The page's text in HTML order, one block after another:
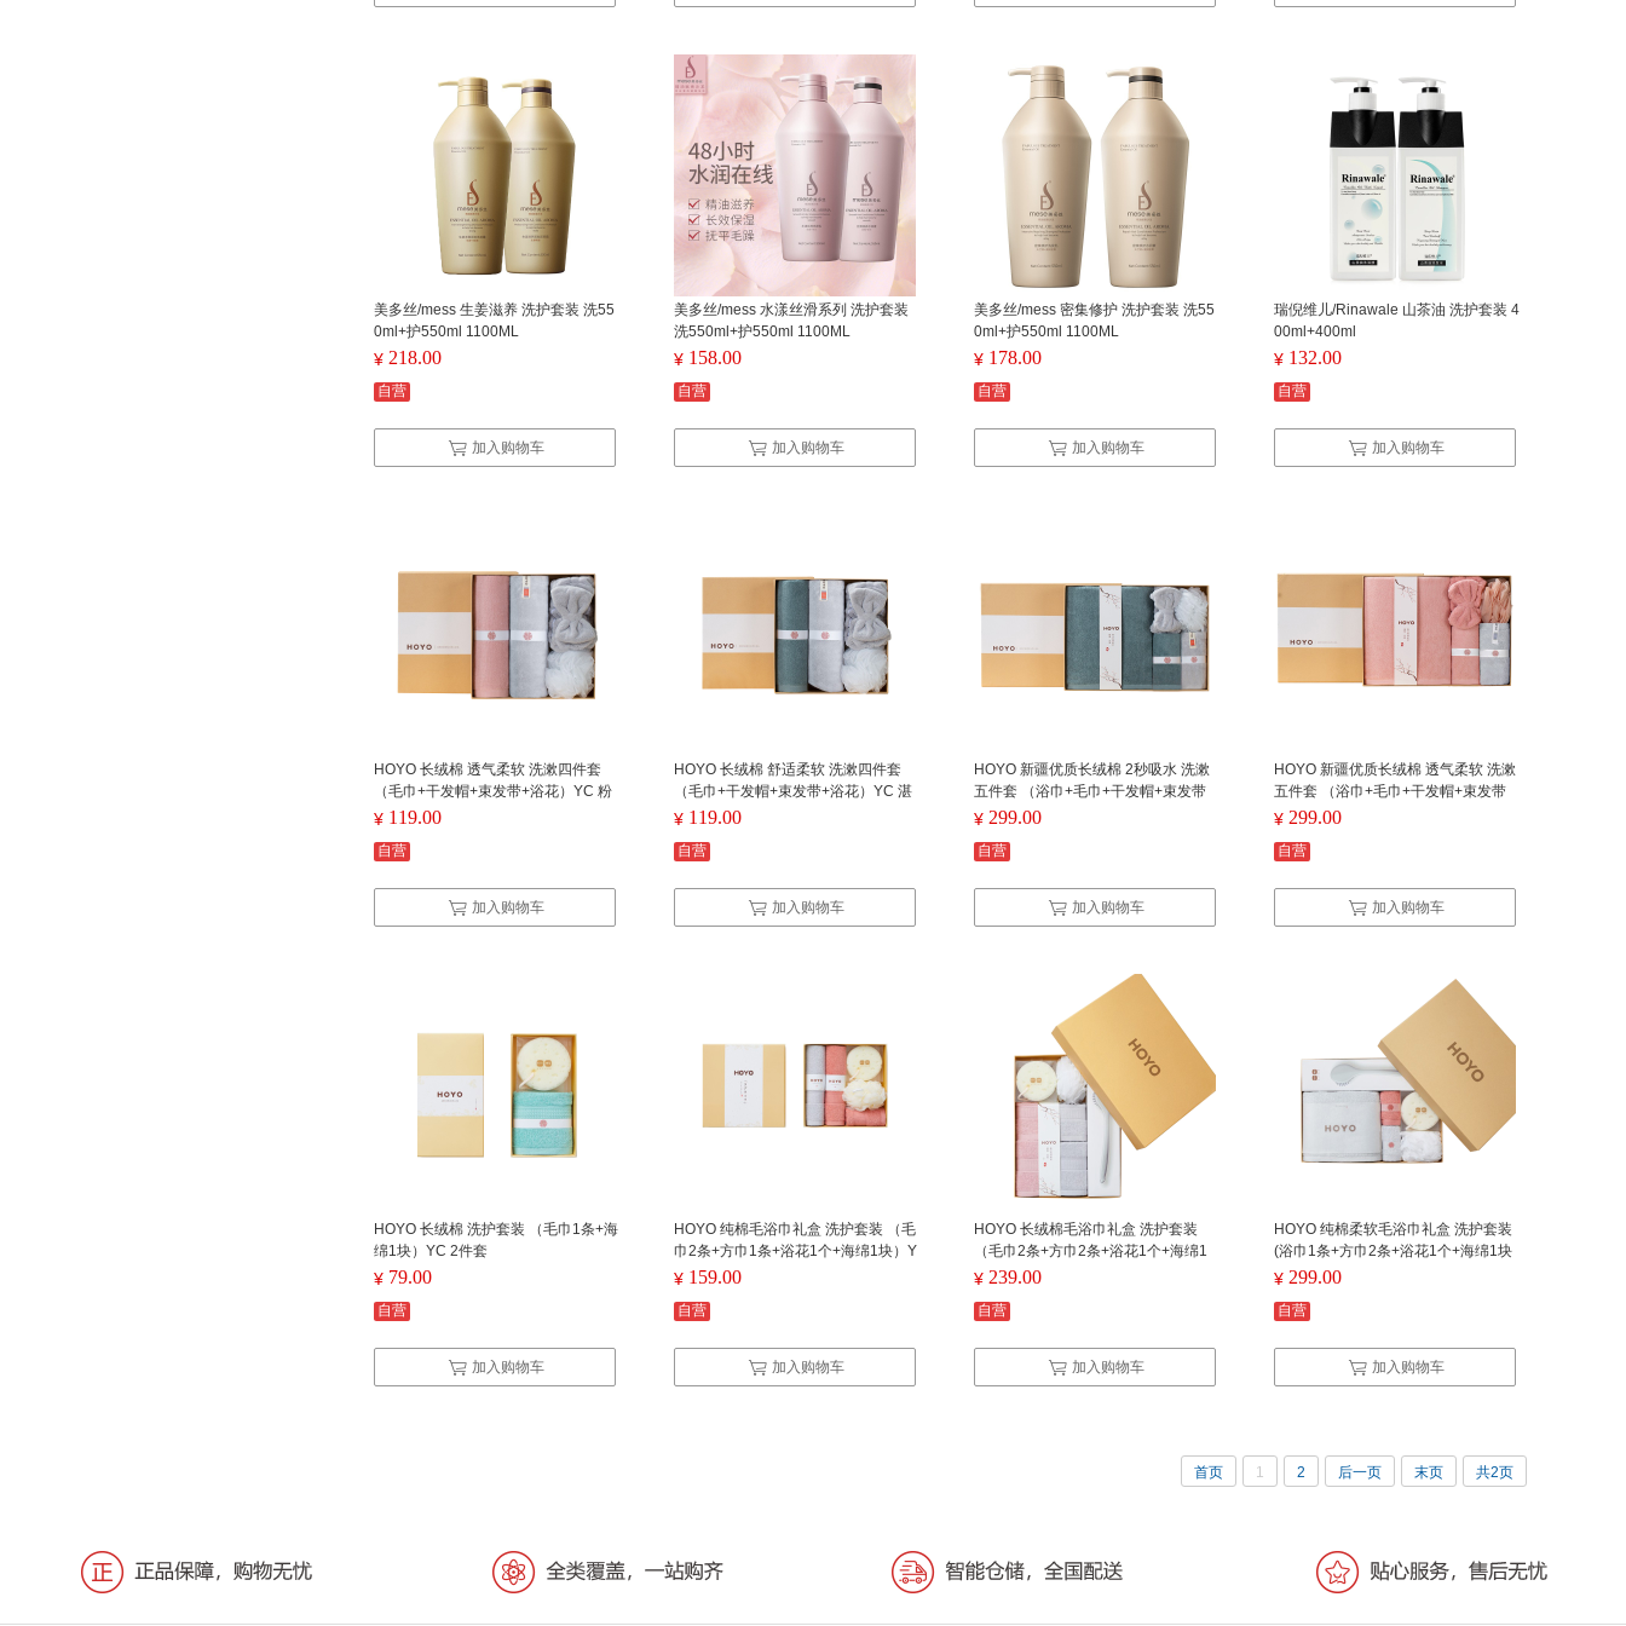
美多丝/mess 生姜滋养 洗护套装 洗55
0ml+护550ml 1100ML
¥ 218.00
自营
加入购物车
美多丝/mess 水漾丝滑系列 洗护套装
洗550ml+护550ml 1100ML
¥ 158.00
自营
加入购物车
美多丝/mess 密集修护 洗护套装 洗55
0ml+护550ml 1100ML
¥ 178.00
自营
加入购物车
瑞倪维儿/Rinawale 山茶油 洗护套装 4
00ml+400ml
¥ 132.00
自营
加入购物车
HOYO 长绒棉 透气柔软 洗漱四件套
（毛巾+干发帽+束发带+浴花）YC 粉
灰系列
¥ 119.00
自营
加入购物车
HOYO 长绒棉 舒适柔软 洗漱四件套
（毛巾+干发帽+束发带+浴花）YC 湛
蓝灰系列
¥ 119.00
自营
加入购物车
HOYO 新疆优质长绒棉 2秒吸水 洗漱
五件套 （浴巾+毛巾+干发帽+束发带
+浴花）YC 湛蓝灰系列
¥ 299.00
自营
加入购物车
HOYO 新疆优质长绒棉 透气柔软 洗漱
五件套 （浴巾+毛巾+干发帽+束发带
+浴花）YC 粉灰系列
¥ 299.00
自营
加入购物车
HOYO 长绒棉 洗护套装 （毛巾1条+海
绵1块）YC 2件套
¥ 79.00
自营
加入购物车
HOYO 纯棉毛浴巾礼盒 洗护套装 （毛
巾2条+方巾1条+浴花1个+海绵1块）Y
C 5件套
¥ 159.00
自营
加入购物车
HOYO 长绒棉毛浴巾礼盒 洗护套装
（毛巾2条+方巾2条+浴花1个+海绵1
块+沐浴刷1个）YC 7件套
¥ 239.00
自营
加入购物车
HOYO 纯棉柔软毛浴巾礼盒 洗护套装
(浴巾1条+方巾2条+浴花1个+海绵1块
+沐浴刷1个)YC 6件套
¥ 299.00
自营
加入购物车
首页 1 2 后一页 末页 共2页